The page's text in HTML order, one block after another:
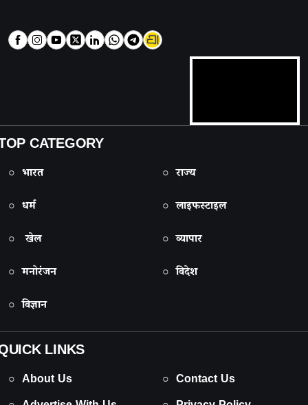
CATEGORY
○ भारत
○ राज्य
○ धर्म
○ लाइफस्टाइल
○ खेल
○ व्यापार
○ मनोरंजन
○ विदेश
○ विज्ञान
LINKS
○ About Us
○ Contact Us